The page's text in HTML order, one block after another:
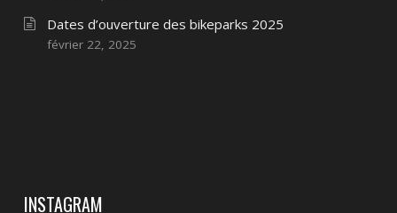
Dates d’ouverture des bikeparks 2025
février 22, 2025
INSTAGRAM